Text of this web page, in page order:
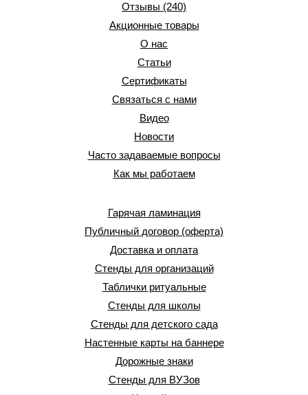
Отзывы (240)
Акционные товары
О нас
Статьи
Сертификаты
Связаться с нами
Видео
Новости
Часто задаваемые вопросы
Как мы работаем
Гарячая ламинация
Публичный договор (оферта)
Доставка и оплата
Стенды для организаций
Таблички ритуальные
Стенды для школы
Стенды для детского сада
Настенные карты на баннере
Дорожные знаки
Стенды для ВУЗов